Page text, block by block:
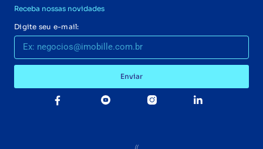
Receba nossas novidades
Digite seu e-mail:
Enviar